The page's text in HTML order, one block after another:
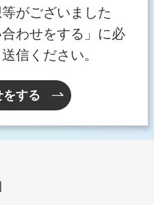
がございました
わせをする」に必
信ください。
をする